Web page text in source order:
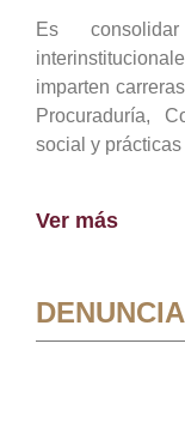
Es
imparten
Procuraduría,
social y
Ver más